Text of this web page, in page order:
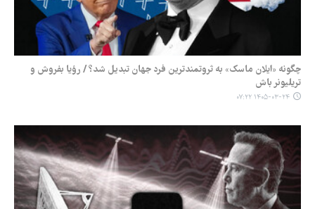
چگونه «ایلان ماسک» به ثروتمندترین فرد جهان تبدیل شد؟ / رؤیا بفروش و
تریلیونر باش
۱۴۰۵-۰۳-۲۴ ۰۷:۲۲